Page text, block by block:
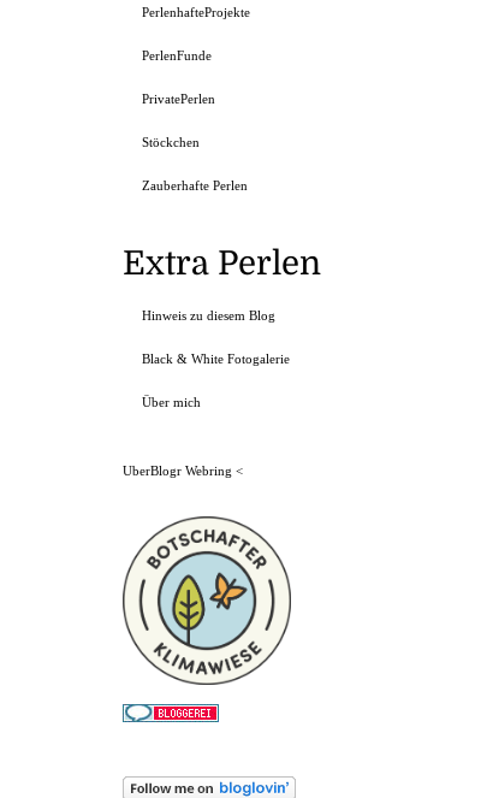
PerlenhafteProjekte
PerlenFunde
PrivatePerlen
Stöckchen
Zauberhafte Perlen
Extra Perlen
Hinweis zu diesem Blog
Black & White Fotogalerie
Über mich
UberBlogr Webring <